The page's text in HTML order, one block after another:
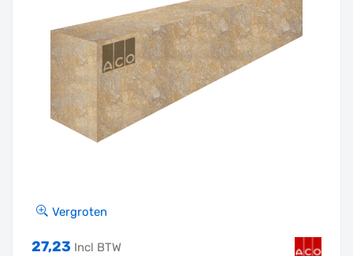
Vergroten
27,23 Incl BTW